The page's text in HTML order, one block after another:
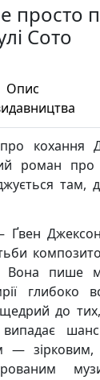
просто
Сото
Опис
роман про
там,
Вона пише
глибоко
щедрий до
— зірковим,